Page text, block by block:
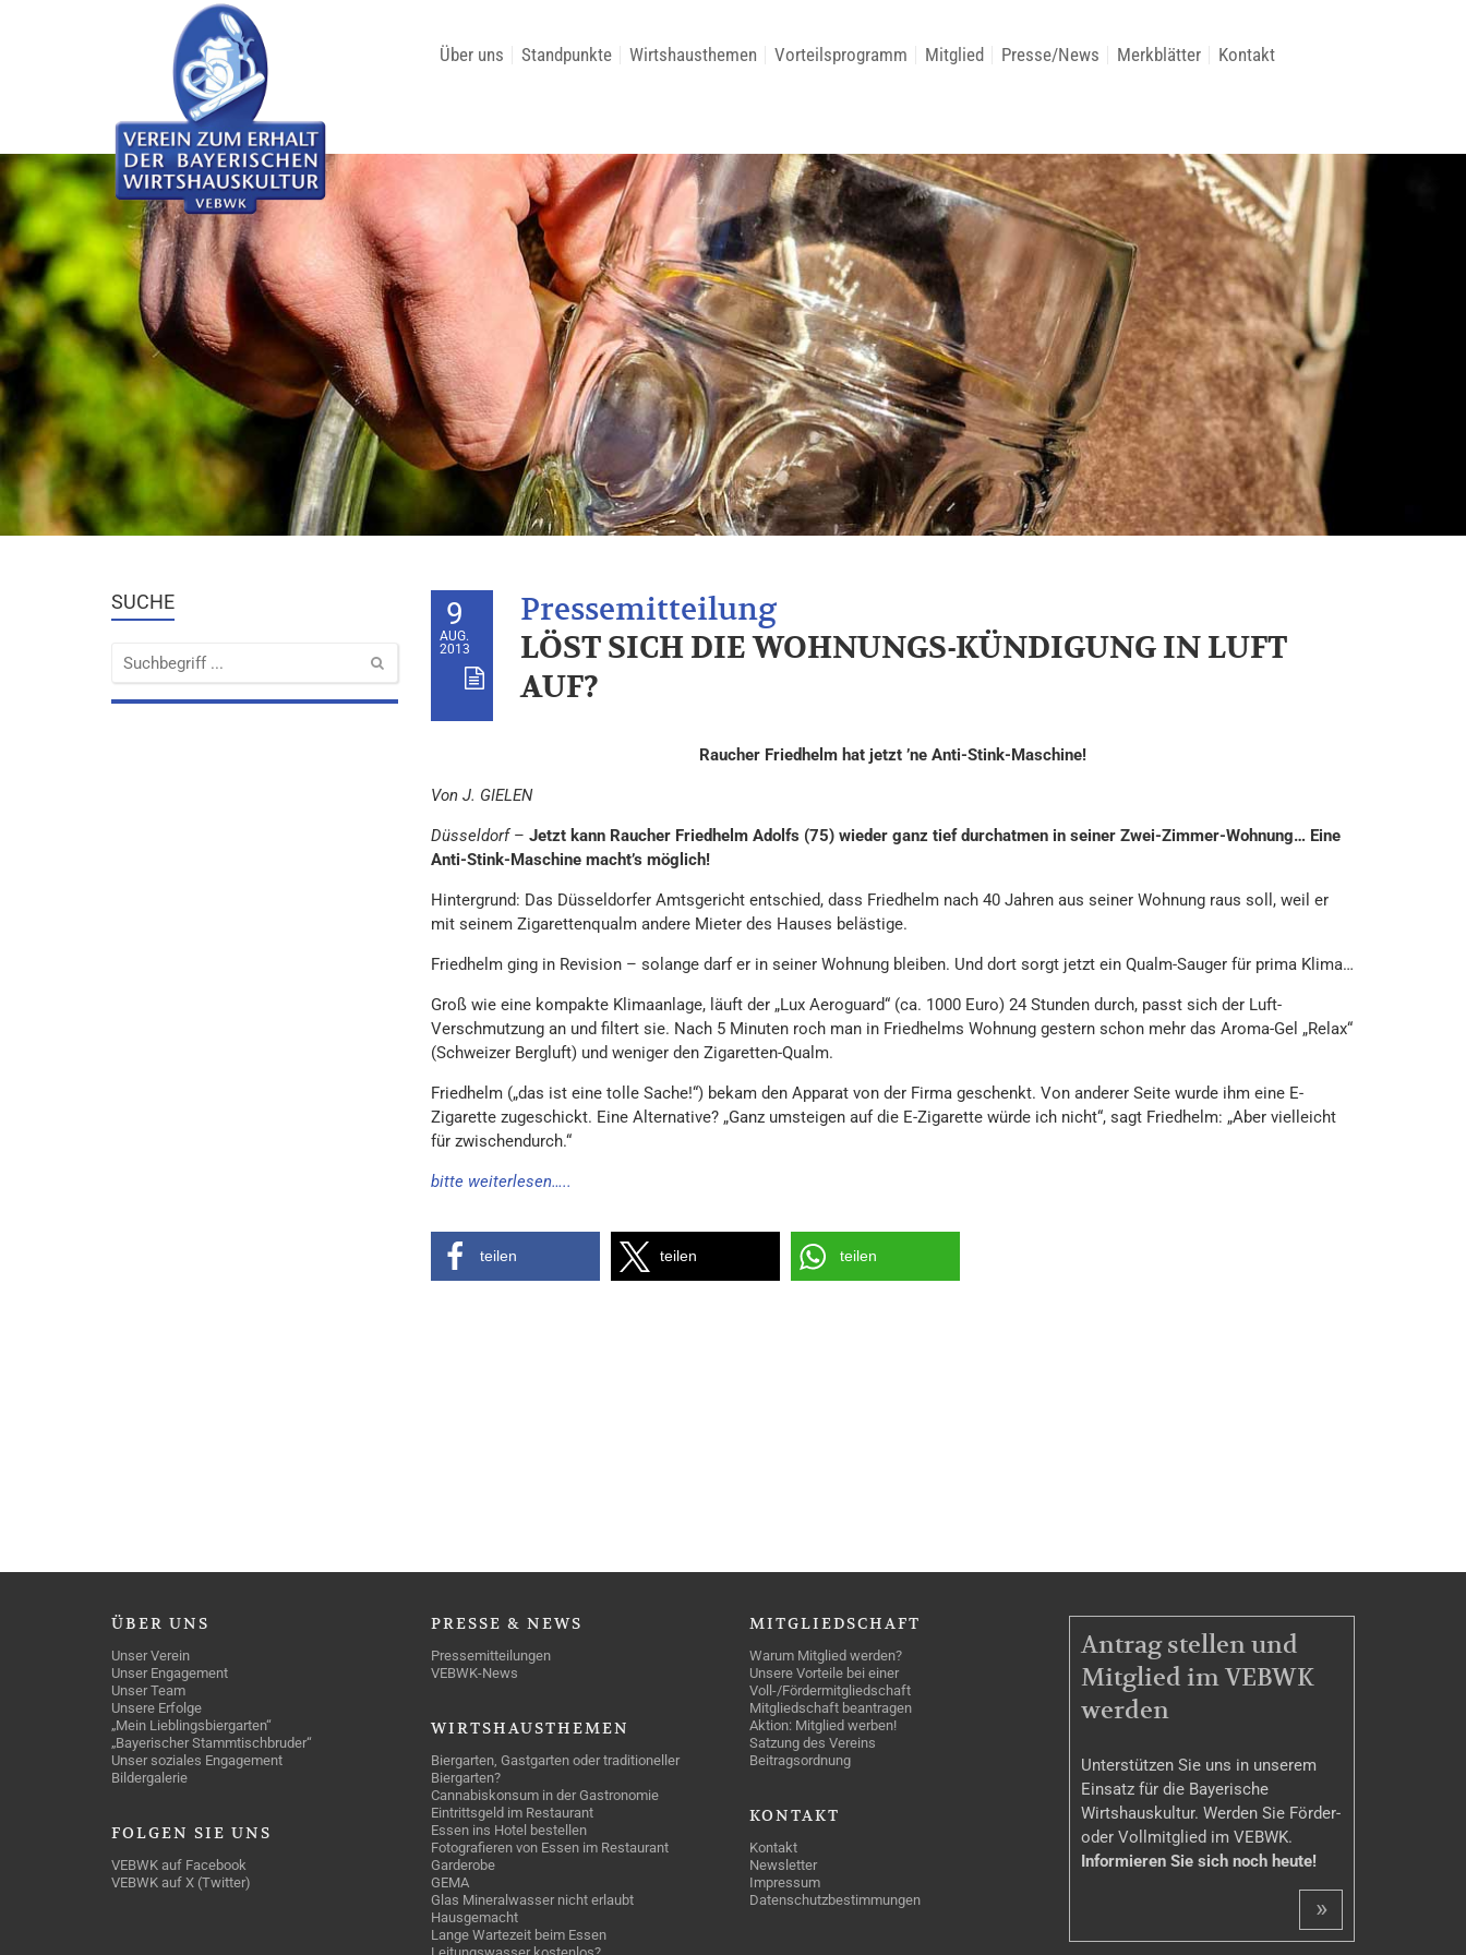
Über uns Standpunkte Wirtshausthemen Vorteilsprogramm Mitglied Presse/News Merkblätter Kontakt
SUCHE 9
AUG.
2013
LÖST SICH DIE WOHNUNGS-KÜNDIGUNG IN LUFT
AUF?
Raucher Friedhelm hat jetzt ’ne Anti-Stink-Maschine!
Von J. GIELEN
Düsseldorf– Jetzt kann Raucher Friedhelm Adolfs (75) wieder ganz tief durchatmen in seiner Zwei-Zimmer-Wohnung… Eine
Anti-Stink-Maschine macht’s möglich!
Hintergrund: Das Düsseldorfer Amtsgericht entschied, dass Friedhelm nach 40 Jahren aus seiner Wohnung raus soll, weil er
mit seinem Zigarettenqualm andere Mieter des Hauses belästige.
Friedhelm ging in Revision – solange darf er in seiner Wohnung bleiben. Und dort sorgt jetzt ein Qualm-Sauger für prima Klima…
Groß wie eine kompakte Klimaanlage, läuft der „Lux Aeroguard“ (ca. 1000 Euro) 24 Stunden durch, passt sich der Luft-
Verschmutzung an und filtert sie. Nach 5 Minuten roch man in Friedhelms Wohnung gestern schon mehr das Aroma-Gel „Relax“
(Schweizer Bergluft) und weniger den Zigaretten-Qualm.
Friedhelm („das ist eine tolle Sache!“) bekam den Apparat von der Firma geschenkt. Von anderer Seite wurde ihm eine E-
Zigarette zugeschickt. Eine Alternative? „Ganz umsteigen auf die E-Zigarette würde ich nicht“, sagt Friedhelm: „Aber vielleicht
für zwischendurch.“
bitte weiterlesen…..
teilen teilen teilen
ÜBER UNS
Unser Verein
Unser Engagement
Unser Team
Unsere Erfolge
„Mein Lieblingsbiergarten“
„Bayerischer Stammtischbruder“
Unser soziales Engagement
Bildergalerie
FOLGEN SIE UNS
VEBWK auf Facebook
VEBWK auf X (Twitter)
PRESSE & NEWS
Pressemitteilungen
VEBWK-News
WIRTSHAUSTHEMEN
Biergarten, Gastgarten oder traditioneller
Biergarten?
Cannabiskonsum in der Gastronomie
Eintrittsgeld im Restaurant
Essen ins Hotel bestellen
Fotografieren von Essen im Restaurant
Garderobe
GEMA
Glas Mineralwasser nicht erlaubt
Hausgemacht
Lange Wartezeit beim Essen
MITGLIEDSCHAFT
Warum Mitglied werden?
Unsere Vorteile bei einer
Voll-/Fördermitgliedschaft
Mitgliedschaft beantragen
Aktion: Mitglied werben!
Satzung des Vereins
Beitragsordnung
KONTAKT
Kontakt
Newsletter
Impressum
Datenschutzbestimmungen
MITGLIEDSCHAFT
Antrag stellen und
Mitglied im VEBWK
werden
Unterstützen Sie uns in unserem
Einsatz für die Bayerische
Wirtshauskultur. Werden Sie Förder-
oder Vollmitglied im VEBWK.
Informieren Sie sich noch heute!
»